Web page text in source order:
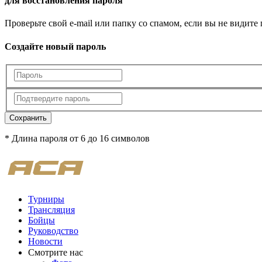
Проверьте свой e-mail или папку со спамом, если вы не видите
Создайте новый пароль
Сохранить
* Длина пароля от 6 до 16 символов
Турниры
Трансляция
Бойцы
Руководство
Новости
Смотрите нас